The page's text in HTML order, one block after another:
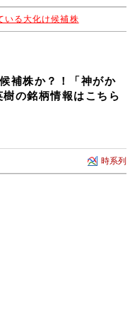
いる大化け候補株
補株か？！「神がか
の銘柄情報はこちら
時系列